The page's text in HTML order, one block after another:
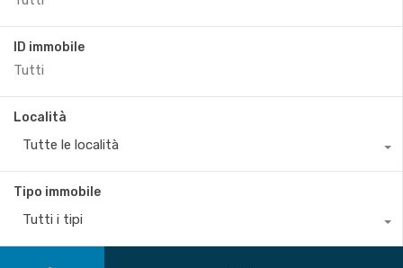
ID immobile
Località
Tutte le località
Tipo immobile
Tutti i tipi